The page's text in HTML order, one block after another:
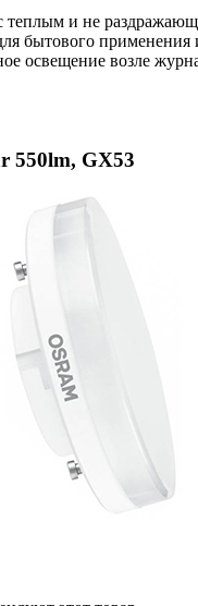
теплым и не
бытового применения
освещение возле
550lm, GX53